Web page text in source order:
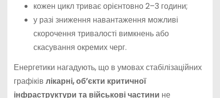
кожен цикл триває орієнтовно 2–3 години;
у разі зниження навантаження можливі
скорочення тривалості вимкнень або
скасування окремих черг.
Енергетики нагадують, що в умовах стабілізаційних
графіків лікарні, об’єкти критичної
інфраструктури та військові частини не